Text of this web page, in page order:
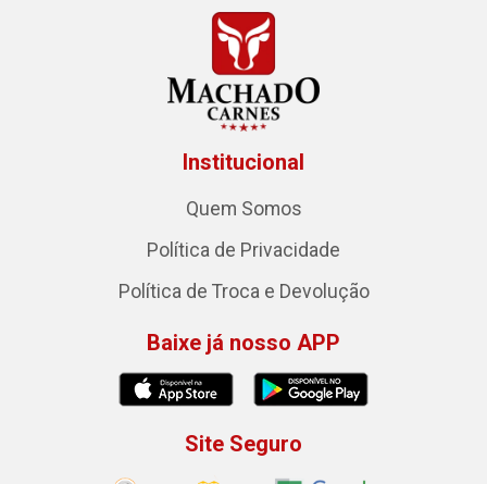
Institucional
Quem Somos
Política de Privacidade
Política de Troca e Devolução
Baixe já nosso APP
Site Seguro